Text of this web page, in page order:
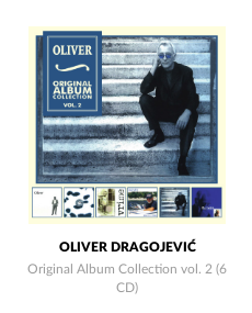
OLIVER DRAGOJEVIĆ
Original Album Collection vol. 2 (6
CD)